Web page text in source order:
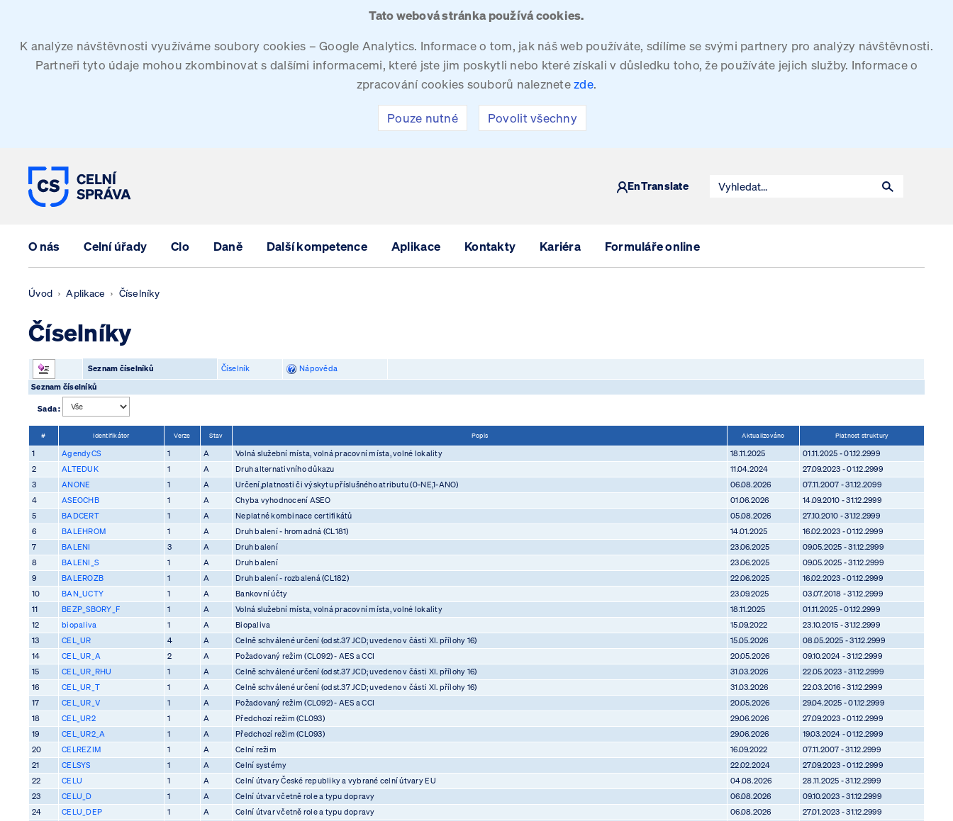
Tato webová stránka používá cookies.
K analýze návštěvnosti využíváme soubory cookies – Google Analytics. Informace o tom, jak náš web používáte, sdílíme se svými partnery pro analýzy návštěvnosti.
Partneři tyto údaje mohou zkombinovat s dalšími informacemi, které jste jim poskytli nebo které získali v důsledku toho, že používáte jejich služby. Informace o
zpracování cookies souborů naleznetezde.
Pouze nutné Povolit všechny
EnTranslate
O nás Celní úřady Clo Daně Další kompetence Aplikace Kontakty Kariéra Formuláře online
Úvod Aplikace Číselníky
Číselníky
Seznam číselníků Číselník
Nápověda
Seznam číselníků
Sada :
# Identifikátor Verze Stav Popis Aktualizováno Platnost struktury
1 AgendyCS 1 A Volná služební místa, volná pracovní místa, volné lokality 18.11.2025
01.11.2025 - 01.12.2999
2
ALTEDUK 1 A Druh alternativního důkazu 11.04.2024
27.09.2023 - 01.12.2999
3
ANONE 1 A Určení,platnosti či výskytu příslušného atributu (0-NE,1-ANO) 06.08.2026
07.11.2007 - 31.12.2099
4
ASEOCHB 1 A Chyba vyhodnocení ASEO 01.06.2026
14.09.2010 - 31.12.2999
5
BADCERT 1 A Neplatné kombinace certifikátů 05.08.2026
27.10.2010 - 31.12.2999
6
BALEHROM 1 A Druh balení - hromadná (CL181) 14.01.2025
16.02.2023 - 01.12.2999
7
BALENI 3 A Druh balení 23.06.2025
09.05.2025 - 31.12.2999
8
BALENI_S 1 A Druh balení 23.06.2025
09.05.2025 - 31.12.2999
9
BALEROZB 1 A Druh balení - rozbalená (CL182) 22.06.2025
16.02.2023 - 01.12.2999
10
BAN_UCTY 1 A Bankovní účty 23.09.2025
03.07.2018 - 31.12.2999
11
BEZP_SBORY_F 1 A Volná služební místa, volná pracovní místa, volné lokality 18.11.2025
01.11.2025 - 01.12.2999
12
biopaliva 1 A Biopaliva 15.09.2022
23.10.2015 - 31.12.2999
13
CEL_UR 4 A Celně schválené určení (odst.37 JCD; uvedeno v části XI. přílohy 16) 15.05.2026
08.05.2025 - 31.12.2999
14
CEL_UR_A 2 A Požadovaný režim (CL092) - AES a CCI 20.05.2026
09.10.2024 - 31.12.2999
15
CEL_UR_RHU 1 A Celně schválené určení (odst.37 JCD; uvedeno v části XI. přílohy 16) 31.03.2026
22.05.2023 - 31.12.2999
16
CEL_UR_T 1 A Celně schválené určení (odst.37 JCD; uvedeno v části XI. přílohy 16) 31.03.2026
22.03.2016 - 31.12.2999
17
CEL_UR_V 1 A Požadovaný režim (CL092) - AES a CCI 20.05.2026
29.04.2025 - 01.12.2999
18
CEL_UR2 1 A Předchozí režim (CL093) 29.06.2026
27.09.2023 - 01.12.2999
19
CEL_UR2_A 1 A Předchozí režim (CL093) 29.06.2026
19.03.2024 - 01.12.2999
20
CELREZIM 1 A Celní režim 16.09.2022
07.11.2007 - 31.12.2999
21
CELSYS 1 A Celní systémy 22.02.2024
27.09.2023 - 01.12.2999
22
CELU 1 A Celní útvary České republiky a vybrané celní útvary EU 04.08.2026
28.11.2025 - 31.12.2999
23
CELU_D 1 A Celní útvar včetně role a typu dopravy 06.08.2026
09.10.2023 - 31.12.2999
24
CELU_DEP 1 A Celní útvar včetně role a typu dopravy 06.08.2026
27.01.2023 - 31.12.2999